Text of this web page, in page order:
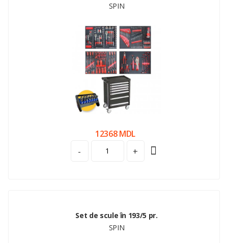
SPIN
12368 MDL
-
+
Set de scule în 193/5 pr.
SPIN